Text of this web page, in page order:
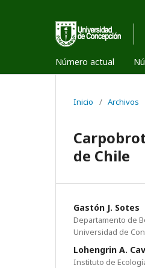
Número actual
Inicio / Archivos
de Chile
Gastón J. Sotes
Departamento de
Universidad de
Lohengrin A.
Instituto de